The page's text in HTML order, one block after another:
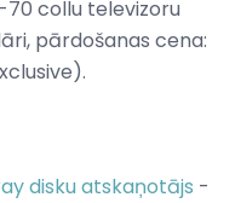
70 collu televizoru
pārdošanas cena:
disku atskaņotājs -